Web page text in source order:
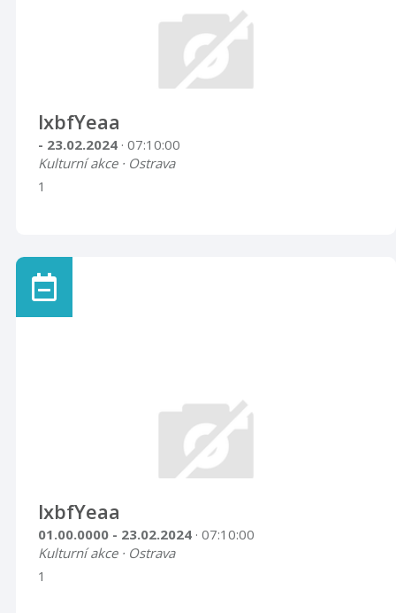
lxbfYeaa
- 23.02.2024 · 07:10:00
Kulturní akce · Ostrava
1
lxbfYeaa
01.00.0000 - 23.02.2024 · 07:10:00
Kulturní akce · Ostrava
1